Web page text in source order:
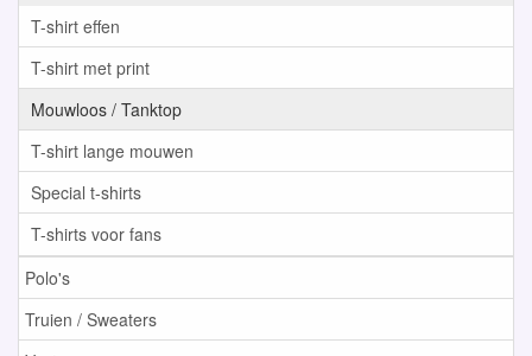
T-shirt effen
T-shirt met print
Mouwloos / Tanktop
T-shirt lange mouwen
Special t-shirts
T-shirts voor fans
Polo's
Truien / Sweaters